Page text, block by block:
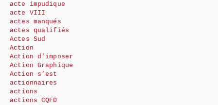
acte impudique
acte VIII
actes manqués
actes qualifiés
Actes Sud
Action
Action d’imposer
Action Graphique
Action s’est
actionnaires
actions
actions CQFD